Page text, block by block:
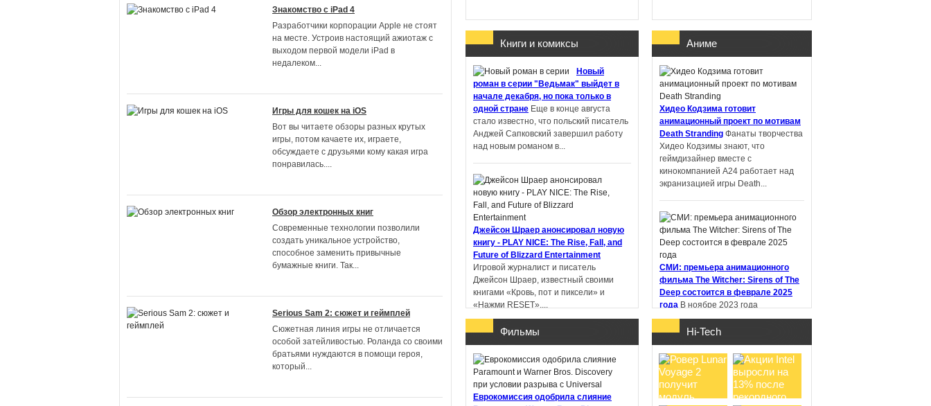
Знакомство с iPad 4
Разработчики корпорации Apple не стоят
на месте. Устроив настоящий ажиотаж с
выходом первой модели iPad в
недалеком...
Игры для кошек на iOS
Вот вы читаете обзоры разных крутых
игры, потом качаете их, играете,
обсуждаете с друзьями кому какая игра
понравилась....
Обзор электронных книг
Современные технологии позволили
создать уникальное устройство,
способное заменить привычные
бумажные книги. Так...
Serious Sam 2: сюжет и геймплей
Сюжетная линия игры не отличается
особой затейливостью. Роланда со своими
братьями нуждаются в помощи героя,
который...
призраки - Джон Бойн
Пандемониум. Город
тёмных секретов -
Ученик рейнджера.
Руины Горлана - Джон
Фланаган
Книги и комиксы
Новый
роман в серии "Ведьмак" выйдет в
начале декабря, но пока только в
одной стране Еще в конце августа
стало известно, что польский писатель
Анджей Сапковский завершил работу
над новым романом в...
Джейсон Шраер анонсировал новую
книгу - PLAY NICE: The Rise, Fall, and
Future of Blizzard Entertainment
Игровой журналист и писатель
Джейсон Шраер, известный своими
книгами «Кровь, пот и пиксели» и
«Нажми RESET»,...
В Китае литературную премию
получил роман, написанный с
помощью ИИПрофессор Пекинского
Фильмы
Еврокомиссия одобрила слияние
Глава Xbox
бизнеса посл ...
PIN-UP: что
проверить перед
регистрацией и
первым депоз ...
Samsung работает
наушниками Galaxy
Buds с не ...
Аниме
Хидео Кодзима готовит
анимационный проект по мотивам
Death Stranding Фанаты творчества
Хидео Кодзимы знают, что
геймдизайнер вместе с
кинокомпанией A24 работает над
экранизацией игры Death...
СМИ: премьера анимационного
фильма The Witcher: Sirens of The
Deep состоится в феврале 2025
года В ноябре 2023 года
стриминговый сервис Netflix
анонсировал анимационный фильм
Witcher:...
Hi-Tech